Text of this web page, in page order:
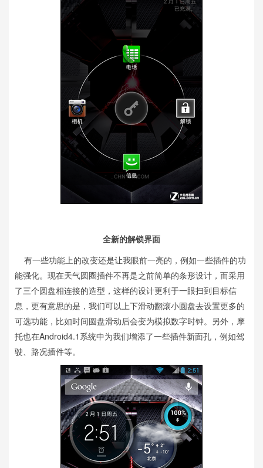
全新的解锁界面
有一些功能上的改变还是让我眼前一亮的，例如一些插件的功
能强化。现在天气圆圈插件不再是之前简单的条形设计，而采用
了三个圆盘相连接的造型，这样的设计更利于一眼扫到目标信
息，更有意思的是，我们可以上下滑动翻滚小圆盘去设置更多的
可选功能，比如时间圆盘滑动后会变为模拟数字时钟。另外，摩
托也在Android4.1系统中为我们增添了一些插件新面孔，例如驾
驶、路况插件等。